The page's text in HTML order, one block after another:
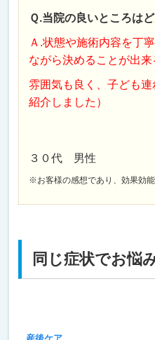
Ｑ.当院の良いところは
Ａ.状態や施術内容を丁
ながら決めることが出来
雰囲気も良く、子ども
紹介しました）
３０代 男性
※お客様の感想であり、効果効
同じ症状でお悩